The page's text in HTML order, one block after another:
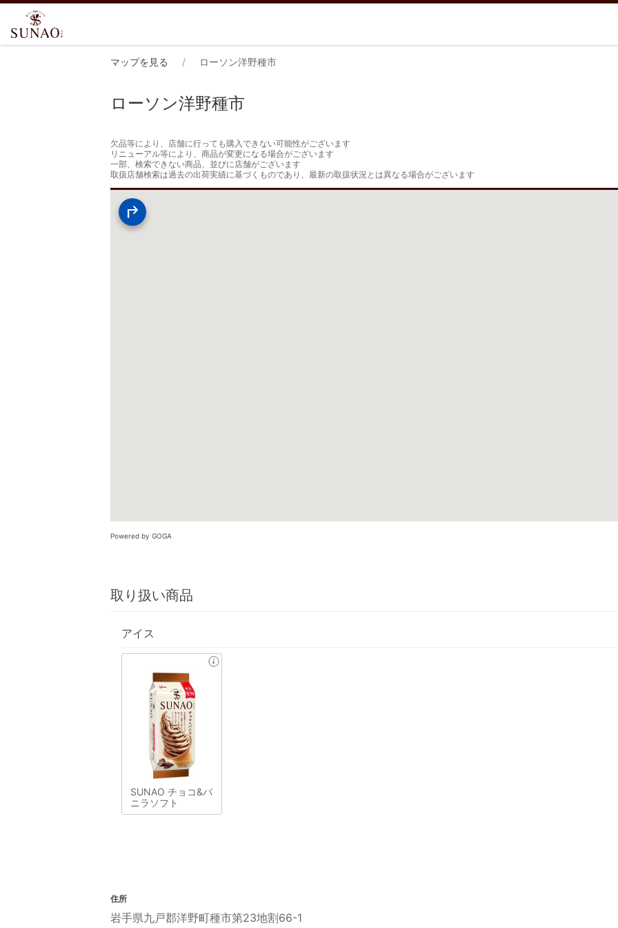
マップを見る ローソン洋野種市
ローソン洋野種市
欠品等により、店舗に行っても購入できない可能性がございます
リニューアル等により、商品が変更になる場合がございます
一部、検索できない商品、並びに店舗がございます
取扱店舗検索は過去の出荷実績に基づくものであり、最新の取扱状況とは異なる場合がございます
Powered by GOGA
取り扱い商品
アイス
SUNAO チョコ&バ
ニラソフト
住所
岩手県九戸郡洋野町種市第23地割66-1